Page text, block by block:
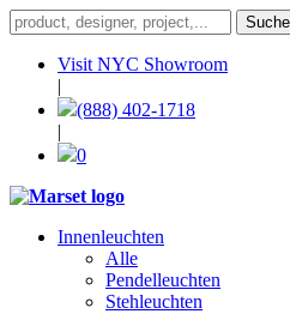
Visit NYC Showroom
|
(888) 402-1718
|
0
Innenleuchten
Alle
Pendelleuchten
Stehleuchten